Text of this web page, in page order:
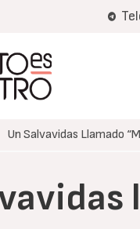
Un Salvavidas Llamado